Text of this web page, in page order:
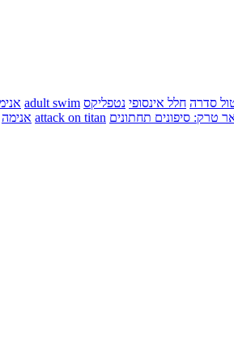
סדרה חלל אינסופי נטפליקס adult swim
טרק: סיפונים תחתונים attack on titan אנימה